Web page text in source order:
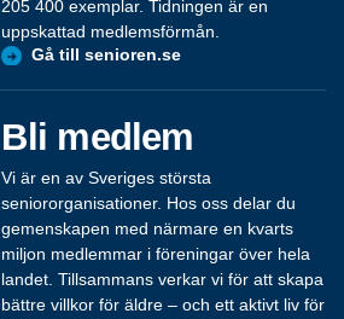
205 400 exemplar. Tidningen är en
uppskattad medlemsförmån.
Gå till senioren.se
Bli medlem
Vi är en av Sveriges största
seniororganisationer. Hos oss delar du
gemenskapen med närmare en kvarts
miljon medlemmar i föreningar över hela
landet. Tillsammans verkar vi för att skapa
bättre villkor för äldre – och ett aktivt liv för